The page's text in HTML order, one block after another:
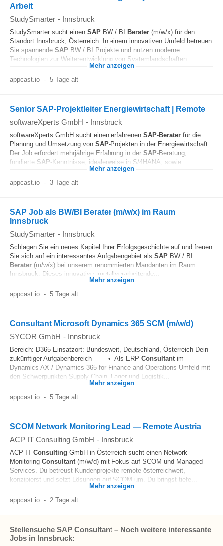
Arbeit
StudySmarter - Innsbruck
StudySmarter sucht einen SAP BW / BI Berater (m/w/x) für den
Standort Innsbruck, Österreich. In einem innovativen Umfeld betreuen
Sie spannende SAP BW / BI Projekte und nutzen moderne
Technologien zur Weiterentwicklung von Systemlandschaften...
Mehr anzeigen
appcast.io - 5 Tage alt
Senior SAP-Projektleiter Energiewirtschaft | Remote
softwareXperts GmbH - Innsbruck
softwareXperts GmbH sucht einen erfahrenen SAP-Berater für die
Planung und Umsetzung von SAP-Projekten in der Energiewirtschaft.
Der Job erfordert mehrjährige Erfahrung in der SAP-Beratung,
fundierte SAP-Kenntnisse, idealerweise in S/4HANA, sowie...
Mehr anzeigen
appcast.io - 3 Tage alt
SAP Job als BW/BI Berater (m/w/x) im Raum
Innsbruck
StudySmarter - Innsbruck
Schlagen Sie ein neues Kapitel Ihrer Erfolgsgeschichte auf und freuen
Sie sich auf ein interessantes Aufgabengebiet als SAP BW / BI
Berater (m/w/x) bei unserem renommierten Mandanten im Raum
Innsbruck. Dieses innovative, metallverarbeitende...
Mehr anzeigen
appcast.io - 5 Tage alt
Consultant Microsoft Dynamics 365 SCM (m/w/d)
SYCOR GmbH - Innsbruck
Bereich: D365 Einsatzort: Bundesweit, Deutschland, Österreich Dein
zukünftiger Aufgabenbereich ___ • Als ERP Consultant im
Dynamics AX / Dynamics 365 for Finance and Operations Umfeld mit
den Schwerpunkten Supply Chain, Lager und Logistik...
Mehr anzeigen
appcast.io - 5 Tage alt
SCOM Network Monitoring Lead — Remote Austria
ACP IT Consulting GmbH - Innsbruck
ACP IT Consulting GmbH in Österreich sucht einen Network
Monitoring Consultant (m/w/d) mit Fokus auf SCOM und Managed
Services. Du betreust Kundenprojekte remote österreichweit,
konzipierst und setzt Lösungen auf SCOM um. Du bringst tiefe...
Mehr anzeigen
appcast.io - 2 Tage alt
Stellensuche SAP Consultant – Noch weitere interessante
Jobs in Innsbruck: